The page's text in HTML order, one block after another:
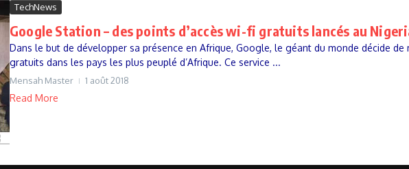
TechNews
Google Station – des points d’accès wi-fi gratuits lancés au
Dans le but de développer sa présence en Afrique, Google, le géant du monde décide de
gratuits dans les pays les plus peuplé d’Afrique. Ce service ...
Mensah Master 1 août 2018
Read More